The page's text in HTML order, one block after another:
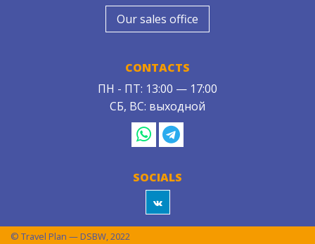
Our sales office
CONTACTS
ПН - ПТ: 13:00 — 17:00
СБ, ВС: выходной
SOCIALS
© Travel Plan — DSBW, 2022